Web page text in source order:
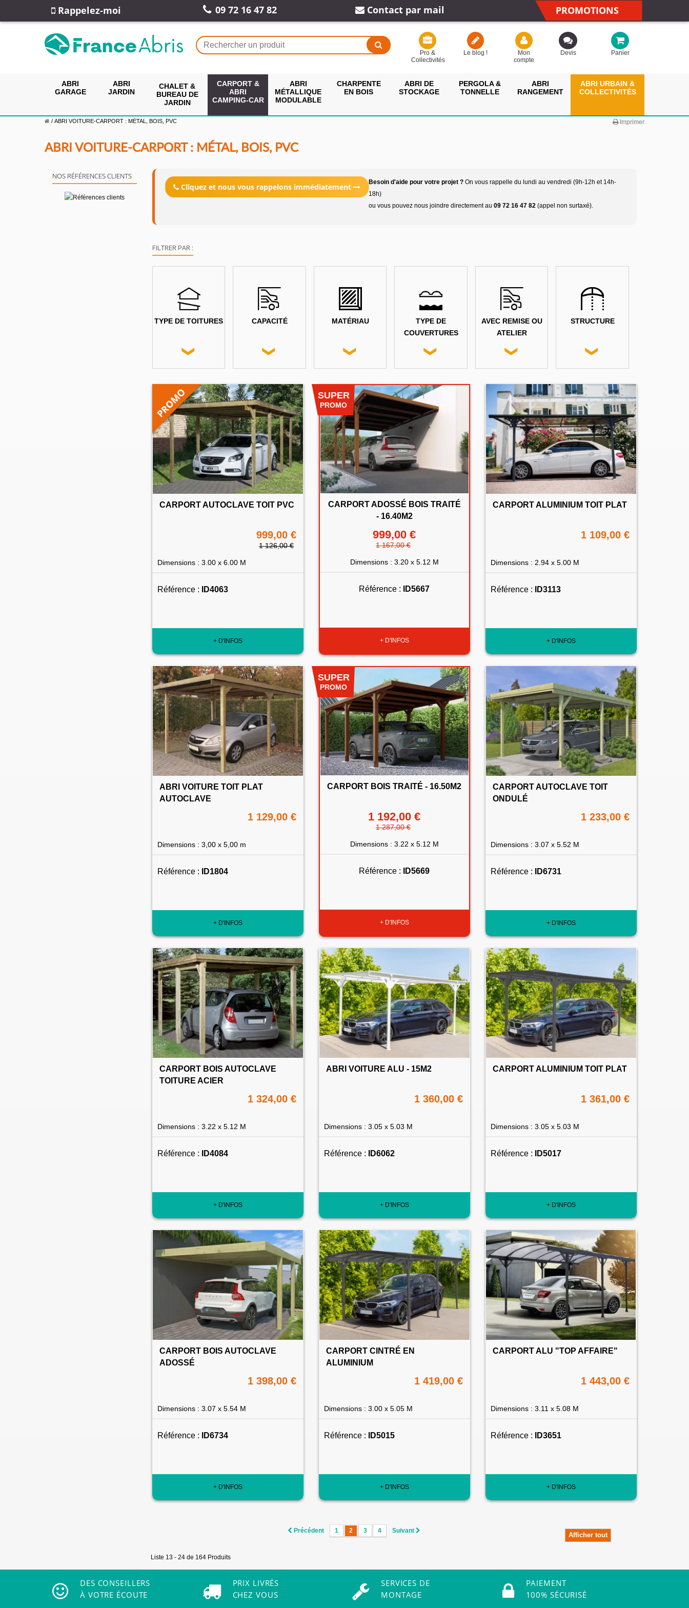
Rappelez-moi 09 72 16 47 82 Contact par mail PROMOTIONS
Pro &
Collectivités
Le blog !
Mon
compte
Devis Panier
ABRI
GARAGE
ABRI
JARDIN
CHALET &
BUREAU DE
JARDIN
CARPORT &
ABRI
CAMPING-CAR
ABRI
MÉTALLIQUE
MODULABLE
CHARPENTE
EN BOIS
ABRI DE
STOCKAGE
PERGOLA &
TONNELLE
ABRI
RANGEMENT
ABRI URBAIN &
COLLECTIVITÉS
/ ABRI VOITURE-CARPORT : MÉTAL, BOIS, PVC Imprimer
ABRI VOITURE-CARPORT : MÉTAL, BOIS, PVC
NOS RÉFÉRENCES CLIENTS
Cliquez et nous vous rappelons immédiatement Besoin d'aide pour votre projet ? On vous rappelle du lundi au vendredi (9h-12h et 14h-
18h)
ou vous pouvez nous joindre directement au 09 72 16 47 82 (appel non surtaxé).
FILTRER PAR :
TYPE DE TOITURES CAPACITÉ MATÉRIAU
TYPE DE
COUVERTURES
AVEC REMISE OU
ATELIER
STRUCTURE
CARPORT AUTOCLAVE TOIT PVC
999,00 €
1 126,00 €
Dimensions : 3.00 x 6.00 M
Référence : ID4063
+ D'INFOS
SUPER
PROMO
CARPORT ADOSSÉ BOIS TRAITÉ
- 16.40M2
999,00 €
1 167,00 €
Dimensions : 3.20 x 5.12 M
Référence : ID5667
+ D'INFOS
CARPORT ALUMINIUM TOIT PLAT
1 109,00 €
Dimensions : 2.94 x 5.00 M
Référence : ID3113
+ D'INFOS
ABRI VOITURE TOIT PLAT
AUTOCLAVE
1 129,00 €
Dimensions : 3,00 x 5,00 m
Référence : ID1804
+ D'INFOS
SUPER
PROMO
CARPORT BOIS TRAITÉ - 16.50M2
1 192,00 €
1 287,00 €
Dimensions : 3.22 x 5.12 M
Référence : ID5669
+ D'INFOS
CARPORT AUTOCLAVE TOIT
ONDULÉ
1 233,00 €
Dimensions : 3.07 x 5.52 M
Référence : ID6731
+ D'INFOS
CARPORT BOIS AUTOCLAVE
TOITURE ACIER
1 324,00 €
Dimensions : 3.22 x 5.12 M
Référence : ID4084
+ D'INFOS
ABRI VOITURE ALU - 15M2
1 360,00 €
Dimensions : 3.05 x 5.03 M
Référence : ID6062
+ D'INFOS
CARPORT ALUMINIUM TOIT PLAT
1 361,00 €
Dimensions : 3.05 x 5.03 M
Référence : ID5017
+ D'INFOS
CARPORT BOIS AUTOCLAVE
ADOSSÉ
1 398,00 €
Dimensions : 3.07 x 5.54 M
Référence : ID6734
+ D'INFOS
CARPORT CINTRÉ EN
ALUMINIUM
1 419,00 €
Dimensions : 3.00 x 5.05 M
Référence : ID5015
+ D'INFOS
CARPORT ALU "TOP AFFAIRE"
1 443,00 €
Dimensions : 3.11 x 5.08 M
Référence : ID3651
+ D'INFOS
Afficher tout
Précédent 1 2 3 4 Suivant
Liste 13 - 24 de 164 Produits
DES CONSEILLERS
À VOTRE ÉCOUTE
PRIX LIVRÉS
CHEZ VOUS
SERVICES DE
MONTAGE
PAIEMENT
100% SÉCURISÉ